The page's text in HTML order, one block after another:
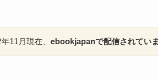
11月現在、 ebookjapanで配信されていま